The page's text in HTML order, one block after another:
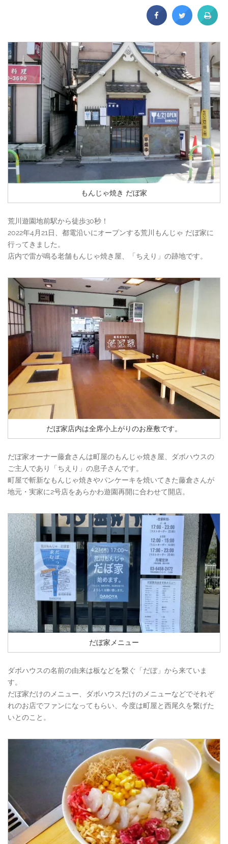
もんじゃ焼き だぼ家
荒川遊園地前駅から徒歩30秒！
2022年4月21日、都電沿いにオープンする荒川もんじゃ だぼ家に
行ってきました。
店内で雷が鳴る老舗もんじゃ焼き屋、「ちえり」の跡地です。
だぼ家店内は全席小上がりのお座敷です。
だぼ家オーナー藤倉さんは町屋のもんじゃ焼き屋、ダボハウスの
ご主人であり「ちえり」の息子さんです。
町屋で斬新なもんじゃ焼きやパンケーキを焼いてきた藤倉さんが
地元・実家に2号店をあらかわ遊園再開に合わせて開店。
だぼ家メニュー
ダボハウスの名前の由来は板などを繋ぐ「だぼ」から来ていま
す。
だぼ家だけのメニュー、ダボハウスだけのメニューなどでそれぞ
れのお店でファンになってもらい、今度は町屋と西尾久を繋げた
いとのこと。